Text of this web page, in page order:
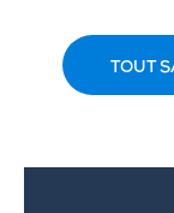
TOUT